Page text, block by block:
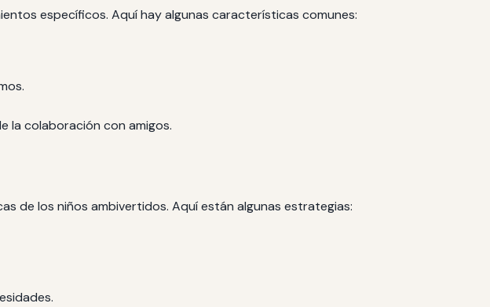
específicos. Aquí hay algunas características comunes:
la colaboración con amigos.
de los niños ambivertidos. Aquí están algunas estrategias: